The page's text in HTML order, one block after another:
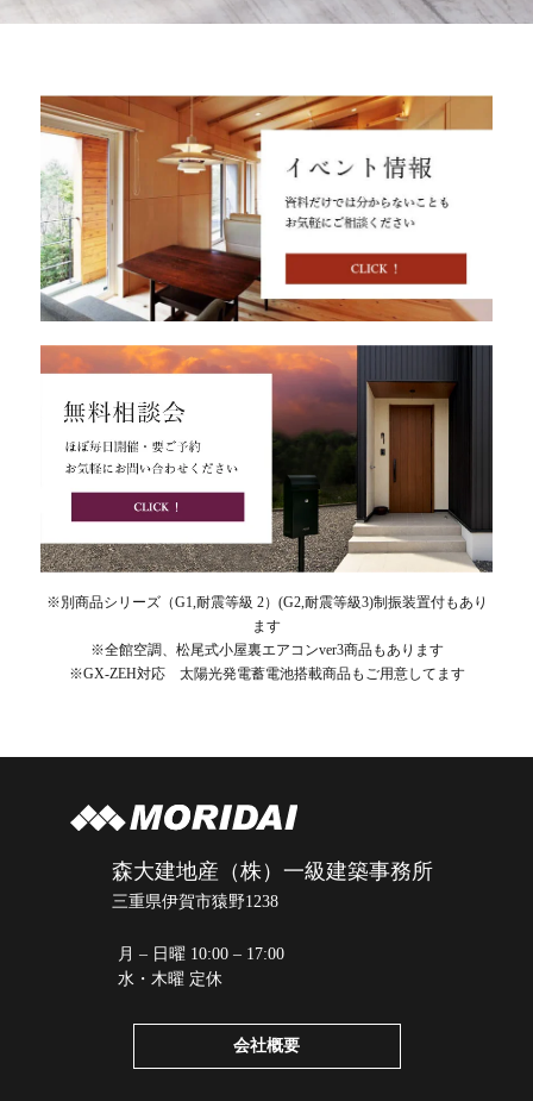
※別商品シリーズ（G1,耐震等級 2）(G2,耐震等級3)制振装置付もあり
ます
※全館空調、松尾式小屋裏エアコンver3商品もあります
※GX-ZEH対応 太陽光発電蓄電池搭載商品もご用意してます
森大建地産（株）一級建築事務所
三重県伊賀市猿野1238
月 – 日曜 10:00 – 17:00
水・木曜 定休
会社概要